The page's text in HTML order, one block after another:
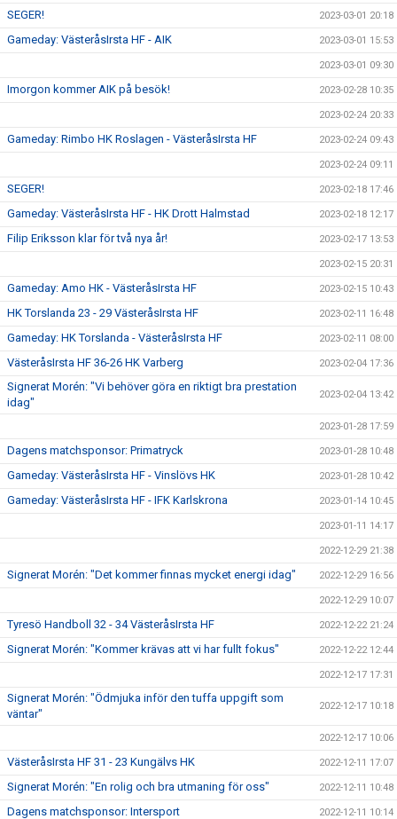
SEGER! 2023-03-01 20:18
Gameday: VästeråsIrsta HF - AIK 2023-03-01 15:53
2023-03-01 09:30
Imorgon kommer AIK på besök! 2023-02-28 10:35
2023-02-24 20:33
Gameday: Rimbo HK Roslagen - VästeråsIrsta HF 2023-02-24 09:43
2023-02-24 09:11
SEGER! 2023-02-18 17:46
Gameday: VästeråsIrsta HF - HK Drott Halmstad 2023-02-18 12:17
Filip Eriksson klar för två nya år! 2023-02-17 13:53
2023-02-15 20:31
Gameday: Amo HK - VästeråsIrsta HF 2023-02-15 10:43
HK Torslanda 23 - 29 VästeråsIrsta HF 2023-02-11 16:48
Gameday: HK Torslanda - VästeråsIrsta HF 2023-02-11 08:00
VästeråsIrsta HF 36-26 HK Varberg 2023-02-04 17:36
Signerat Morén: "Vi behöver göra en riktigt bra prestation
idag"
2023-02-04 13:42
2023-01-28 17:59
Dagens matchsponsor: Primatryck 2023-01-28 10:48
Gameday: VästeråsIrsta HF - Vinslövs HK 2023-01-28 10:42
Gameday: VästeråsIrsta HF - IFK Karlskrona 2023-01-14 10:45
2023-01-11 14:17
2022-12-29 21:38
Signerat Morén: "Det kommer finnas mycket energi idag" 2022-12-29 16:56
2022-12-29 10:07
Tyresö Handboll 32 - 34 VästeråsIrsta HF 2022-12-22 21:24
Signerat Morén: "Kommer krävas att vi har fullt fokus" 2022-12-22 12:44
2022-12-17 17:31
Signerat Morén: "Ödmjuka inför den tuffa uppgift som
väntar"
2022-12-17 10:18
2022-12-17 10:06
VästeråsIrsta HF 31 - 23 Kungälvs HK 2022-12-11 17:07
Signerat Morén: "En rolig och bra utmaning för oss" 2022-12-11 10:48
Dagens matchsponsor: Intersport 2022-12-11 10:14